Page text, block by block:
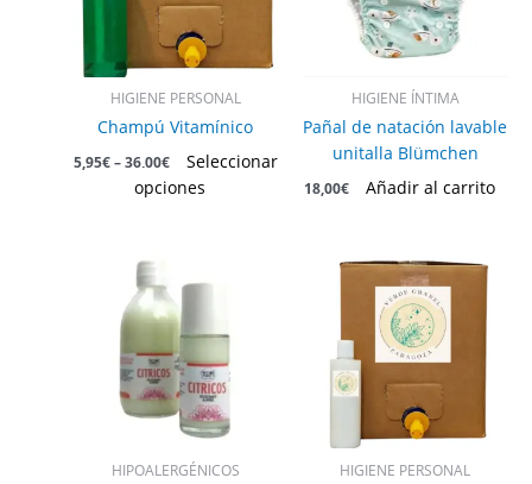
HIGIENE PERSONAL
Champú Vitamínico
5,95€–36,00€
Seleccionar
opciones
Las
opciones
se
pueden
elegir
la
HIGIENE ÍNTIMA
Pañal de natación lavable
unitalla Blümchen
18,00€ Añadir al carrito
HIPOALERGÉNICOS HIGIENE PERSONAL
producto
múltiples
variantes.
se
pueden